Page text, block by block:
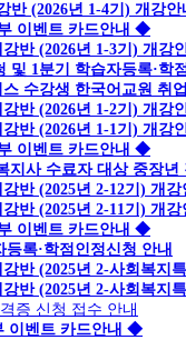
반 (2026년 1-4기) 개강안
이벤트 카드안내 ◆
반 (2026년 1-3기) 개강
및 1분기 학습자등록·학
수강생 한국어교원 취
반 (2026년 1-2기) 개강
반 (2026년 1-1기) 개강
이벤트 카드안내 ◆
지사 수료자 대상 중장
반 (2025년 2-12기) 개강
반 (2025년 2-11기) 개강
이벤트 카드안내 ◆
록·학점인정신청 안내
반 (2025년 2-사회복지
반 (2025년 2-사회복지
증 신청 접수 안내
이벤트 카드안내 ◆